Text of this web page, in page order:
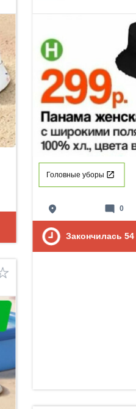
Головные уборы
place mode_comment 0
Закончилась 54